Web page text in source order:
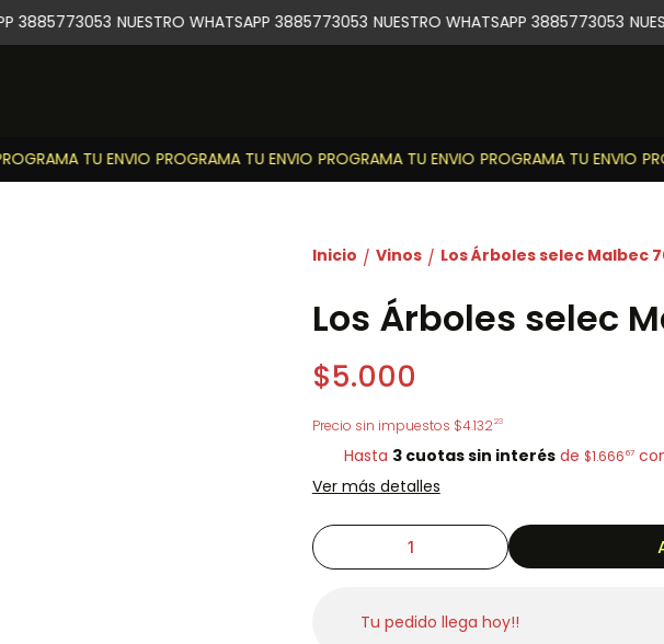
TU ENVIO PROGRAMA TU ENVIO PROGRAMA TU ENVIO PROGRAMA TU ENVIO
3885773053 NUESTRO WHATSAPP 3885773053 NUESTRO WHATSAPP 3885773053
Inicio / Vinos / Los Árboles selec Malbec
Los Árboles selec
$5.000
Precio sin impuestos $4.13223
Hasta 3 cuotas sin interésde $1.66667
Ver más detalles
Tu pedido llega hoy!!